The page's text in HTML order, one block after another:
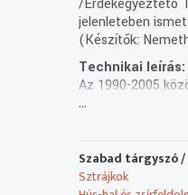
jelenleteben
(Készítők:
Technikai leírás:
Az 1990-2005
ellenőrzése,
...
Szabad tárgyszó
Sztrájkok